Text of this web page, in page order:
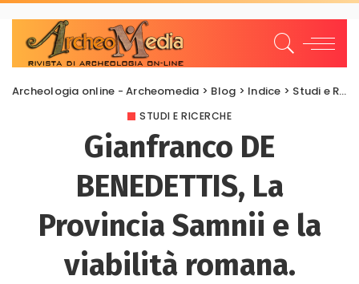
Archeologia online - Archeomedia > Blog > Indice > Studi e Ricerche
STUDI E RICERCHE
Gianfranco DE
BENEDETTIS, La
Provincia Samnii e la
viabilità romana.